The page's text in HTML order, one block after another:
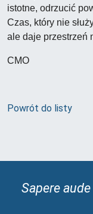
istotne, odrzucić
Czas, który nie
ale daje przestrzeń
CMO
Powrót do listy
Sapere